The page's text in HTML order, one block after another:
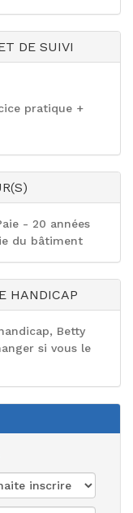
DE SUIVI
pratique +
- 20 années
du bâtiment
HANDICAP
Betty
si vous le